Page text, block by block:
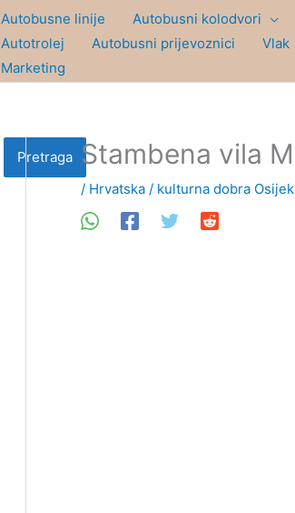
Autobusne linije Autobusni kolodvori
Autotrolej
Autobusni prijevoznici Vlak
Marketing
Pretraga Stambena vila
/ Hrvatska / kulturna dobra Osijek